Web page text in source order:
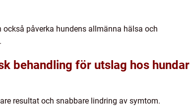
påverka hundens allmänna hälsa och
behandling för utslag hos hundar
resultat och snabbare lindring av symtom.